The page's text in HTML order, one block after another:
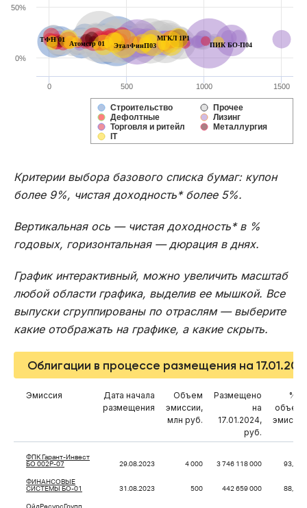
Атомстр 01 ПИК БО-П04
ЭталФинП03
МГКЛ 1P1
ТФН 01
Строительство
Прочее
Дефолтные
Лизинг
Торговля и ритейл
Металлургия
IT
0 500 1000 1500
0%
50%
Критерии выбора базового списка бумаг: купон
более 9%, чистая доходность* более 5%.
Вертикальная ось — чистая доходность* в %
годовых, горизонтальная — дюрация в днях.
График интерактивный, можно увеличить масштаб
любой области графика, выделив ее мышкой. Все
выпуски сгруппированы по отраслям — выберите
какие отображать на графике, а какие скрыть.
Облигации в процессе размещения на
Эмиссия
Дата начала
размещения
Объем
эмиссии,
млн руб.
Размещено
на
17.01.2024,
руб.
% от
объема
эмиссии
ФПК Гарант-Инвест
БО 002Р-07
29.08.2023 4 000 3 746 118 000 93,65%
ФИНАНСОВЫЕ
СИСТЕМЫ БО-01
31.08.2023 500 442 659 000 88,53%
ОйлРесурсГрупп